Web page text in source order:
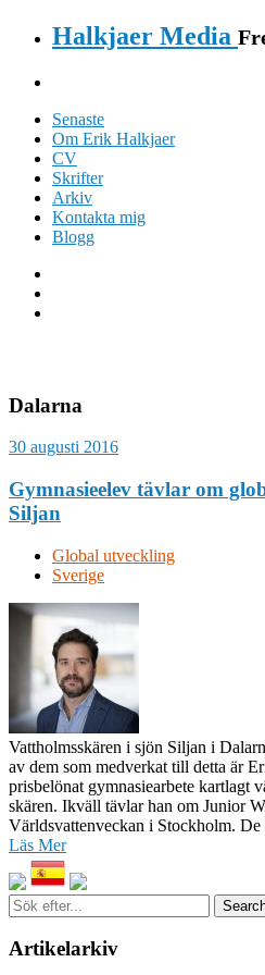
Halkjaer Media
Senaste
Om Erik Halkjaer
CV
Skrifter
Arkiv
Kontakta mig
Blogg
Dalarna
30 augusti 2016
Gymnasieelev tävlar om
Siljan
Global utveckling
Sverige
Vattholmsskären i sjön Siljan i
av dem som medverkat till detta är
prisbelönat gymnasiearbete kartlagt
skären. Ikväll tävlar han om Junior
Världsvattenveckan i Stockholm. De
Läs Mer
Sök
efter...
Artikelarkiv